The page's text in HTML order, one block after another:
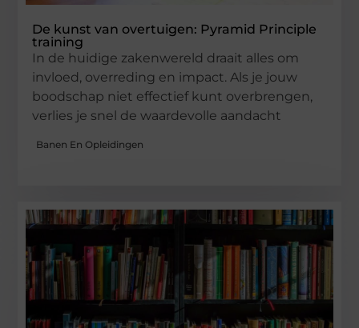
De kunst van overtuigen: Pyramid Principle
training
In de huidige zakenwereld draait alles om
invloed, overreding en impact. Als je jouw
boodschap niet effectief kunt overbrengen,
verlies je snel de waardevolle aandacht
Banen En Opleidingen